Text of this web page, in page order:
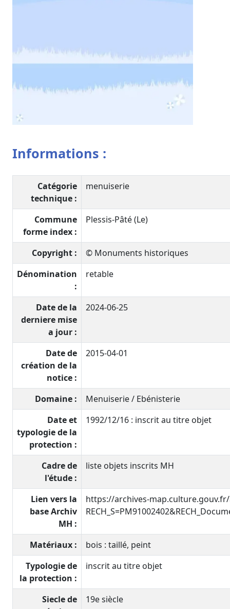
Informations :
Catégorie
technique :
menuiserie
Commune
forme index :
Plessis-Pâté (Le)
Copyright :
© Monuments historiques
Dénomination
:
retable
Date de la
derniere mise
a jour :
2024-06-25
Date de
création de la
notice :
2015-04-01
Domaine :
Menuiserie / Ebénisterie
Date et
typologie de la
protection :
1992/12/16 : inscrit au titre objet
Cadre de
l'étude :
liste objets inscrits MH
Lien vers la
base Archiv
MH :
https://archives-
Matériaux :
bois : taillé, peint
Typologie de
la protection :
inscrit au titre objet
Siecle de
19e siècle